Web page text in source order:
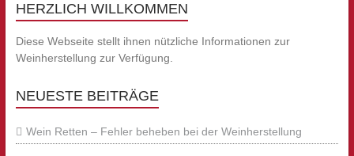
HERZLICH WILLKOMMEN
Diese Webseite stellt ihnen nützliche Informationen zur
Weinherstellung zur Verfügung.
NEUESTE BEITRÄGE
Wein Retten – Fehler beheben bei der Weinherstellung